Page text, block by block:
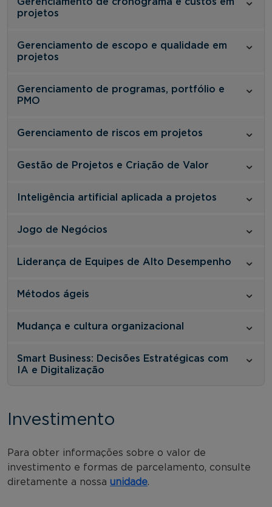
projetos
Gerenciamento de escopo e qualidade em
projetos
Gerenciamento de programas, portfólio e
PMO
Gerenciamento de riscos em projetos
Gestão de Projetos e Criação de Valor
Inteligência artificial aplicada a projetos
Jogo de Negócios
Liderança de Equipes de Alto Desempenho
Métodos ágeis
Mudança e cultura organizacional
Smart Business: Decisões Estratégicas com
IA e Digitalização
Investimento
Para obter informações sobre o valor de
investimento e formas de parcelamento, consulte
diretamente a nossa unidade.